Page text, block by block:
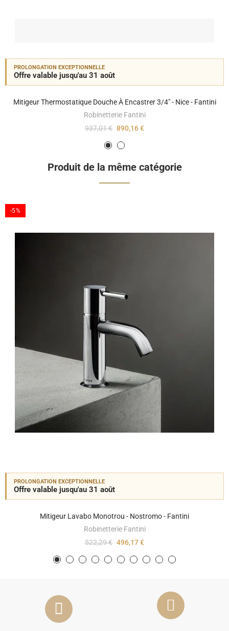
PROLONGATION EXCEPTIONNELLE
Offre valable jusqu'au 31 août
Mitigeur Thermostatique Douche À Encastrer 3/4" - Nice - Fantini
Robinetterie Fantini
937,01 € 890,16 €
Produit de la même catégorie
-5%
PROLONGATION EXCEPTIONNELLE
Offre valable jusqu'au 31 août
Mitigeur Lavabo Monotrou - Nostromo - Fantini
Robinetterie Fantini
522,29 € 496,17 €